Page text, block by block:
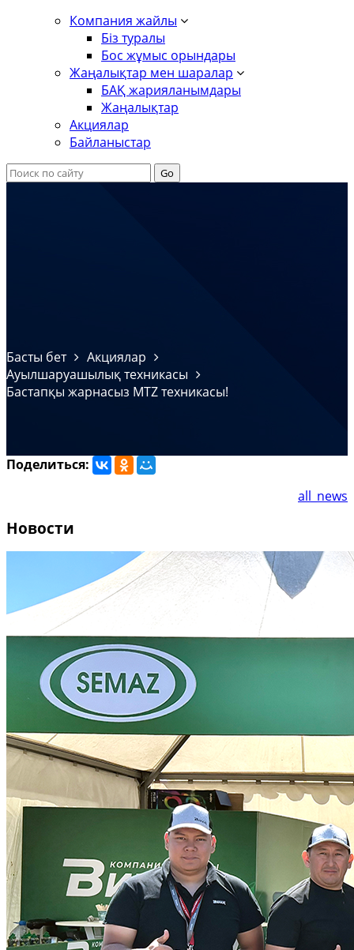
Компания жайлы
Біз туралы
Бос жұмыс орындары
Жаңалықтар мен шаралар
БАҚ жарияланымдары
Жаңалықтар
Акциялар
Байланыстар
Басты бет
Акциялар
Ауылшаруашылық техникасы
Бастапқы жарнасыз MTZ техникасы!
Поделиться:
all_news
Новости